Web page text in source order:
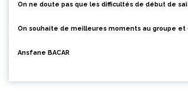
On ne doute pas que les difficultés de début de
On souhaite de meilleures moments au groupe et
Ansfane BACAR